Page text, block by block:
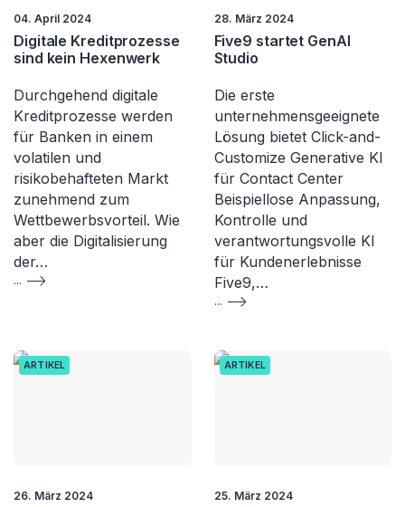
04. April 2024
Digitale Kreditprozesse
sind kein Hexenwerk
Durchgehend digitale
Kreditprozesse werden
für Banken in einem
volatilen und
risikobehafteten Markt
zunehmend zum
Wettbewerbsvorteil. Wie
aber die Digitalisierung
der…
...
28. März 2024
Five9 startet GenAI
Studio
Die erste
unternehmensgeeignete
Lösung bietet Click-and-
Customize Generative KI
für Contact Center
Beispiellose Anpassung,
Kontrolle und
verantwortungsvolle KI
für Kundenerlebnisse
Five9,…
...
ARTIKEL
26. März 2024
ARTIKEL
25. März 2024